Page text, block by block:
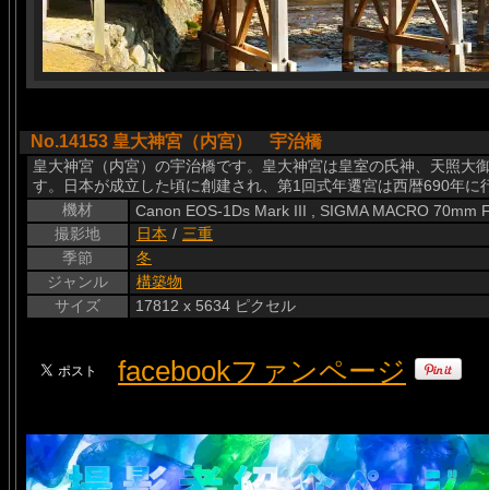
No.14153 皇大神宮（内宮） 宇治橋
皇大神宮（内宮）の宇治橋です。皇大神宮は皇室の氏神、天照大
す。日本が成立した頃に創建され、第1回式年遷宮は西暦690年に
機材
Canon EOS-1Ds Mark III , SIGMA MACRO 70mm
撮影地
日本 / 三重
季節
冬
ジャンル
構築物
サイズ
17812 x 5634 ピクセル
facebookファンページ